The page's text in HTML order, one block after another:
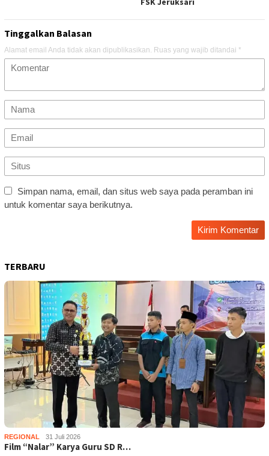
Tinggalkan Balasan
Alamat email Anda tidak akan dipublikasikan. Ruas yang wajib ditandai *
Simpan nama, email, dan situs web saya pada peramban ini
untuk komentar saya berikutnya.
TERBARU
REGIONAL 31 Juli 2026
Film “Nalar” Karya Guru SD R…